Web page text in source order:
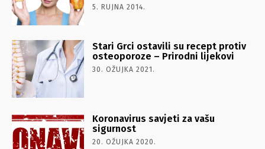
5. RUJNA 2014.
Stari Grci ostavili su recept protiv
osteoporoze – Prirodni lijekovi
30. OŽUJKA 2021.
Koronavirus savjeti za vašu
sigurnost
20. OŽUJKA 2020.